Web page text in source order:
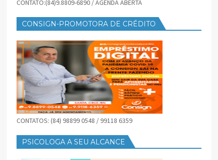
CONTATO:(84)9.8809-6890 / AGENDA ABERTA
CONSIGN-PROMOTORA DE CRÉDITO
CONTATOS: (84) 98899 0548 / 99118 6359
PSICOLOGA A SEU ALCANCE